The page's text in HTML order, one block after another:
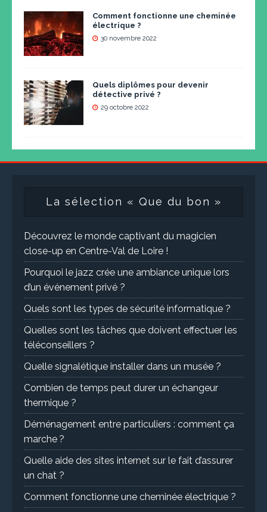
Comment fonctionne une cheminée
électrique ?
30 novembre 2022
Quels diplômes pour devenir
détective privé ?
29 octobre 2022
La sélection « Que du bon »
Découvrez le monde captivant du magicien
close-up en Centre-Val de Loire !
Pourquoi le jazz crée une ambiance unique lors
d’un événement privé ?
Quels sont les types de sécurité informatique ?
Quelles sont les tâches que doivent effectuer les
téléconseillers ?
Quelle signalétique installer dans un musée ?
Combien de temps peut durer un échangeur
thermique ?
Déménagement entre particuliers : comment ça
marche ?
Quelle aide des sites internet sur le fait d’assurer
un chat ?
Comment fonctionne une cheminée électrique ?